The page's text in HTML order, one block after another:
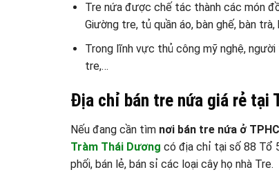
Tre nứa được chế tác thành các món
Giường tre, tủ quần áo, bàn ghế, bàn
Trong lĩnh vực thủ công mỹ nghệ,
tre,…
Địa chỉ bán tre nứa giá rẻ tại
Nếu đang cần tìm nơi bán tre nứa ở
Tràm Thái Dương có địa chỉ tại số 88 Tổ
phối, bán lẻ, bán sỉ các loại cây họ nhà Tre.